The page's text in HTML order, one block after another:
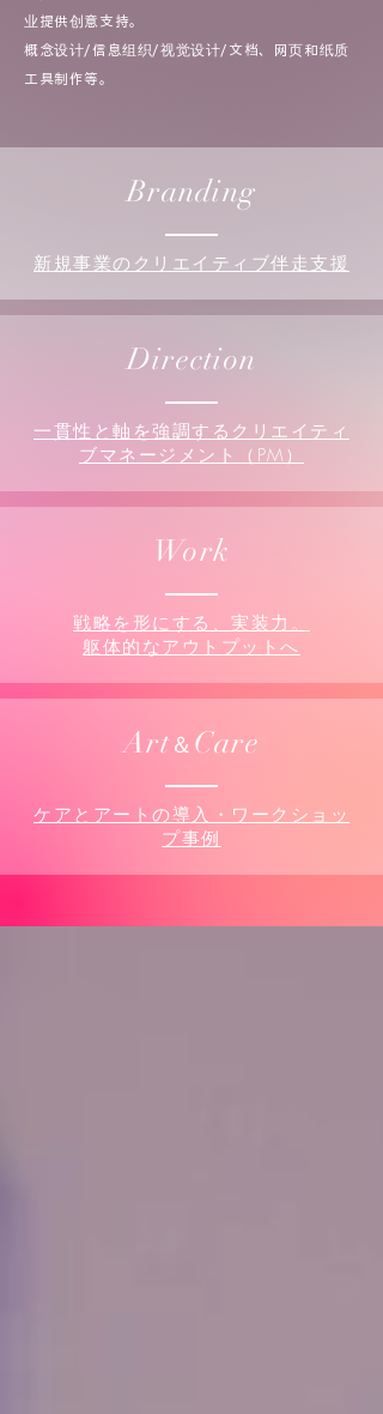
业提供创意支持。
概念设计/信息组织/视觉设计/文档、网页和纸质
工具制作等。
Branding
新規事業のクリエイティブ伴走支援
Direction
一貫性と軸を強調するクリエイティ
ブマネージメント（PM）
Work
戦略を形にする、実装力。
​躯体的なアウトプットへ
Art＆ Care
ケアとアートの導入・ワークショッ
プ事例